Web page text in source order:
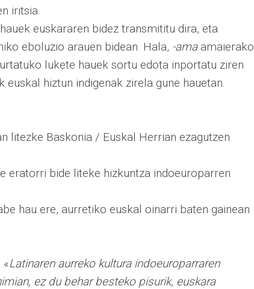
iritsia.
euskararen bidez transmititu dira, eta
eboluzio arauen bidean. Hala, -amaamaierako
lukete hauek sortu edota inportatu ziren
euskal hiztun indigenak zirela gune hauetan.
litezke Baskonia / Euskal Herrian ezagutzen
eratorri bide liteke hizkuntza indoeuroparren
hau ere, aurretiko euskal oinarri baten gainean
Latinaren aurreko kultura indoeuroparraren
ez du behar besteko pisurik, euskara